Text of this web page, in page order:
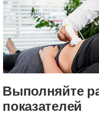
Выполняйте
показателей